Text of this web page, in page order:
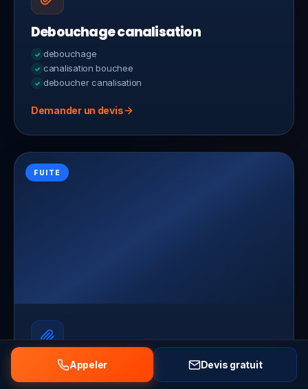
Debouchage canalisation
debouchage
canalisation bouchee
deboucher canalisation
Demander un devis
FUITE
Recherche de fuite
Appeler Devis gratuit